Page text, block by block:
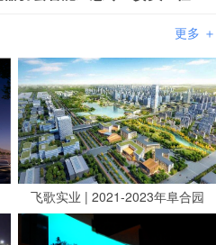
更多 ＋
飞歌实业 | 2021-2023年阜合园
区市政养修服务项目